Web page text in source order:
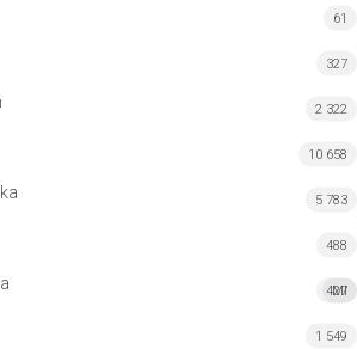
61
327
2 322
10 658
5 783
488
MI
427
1 549